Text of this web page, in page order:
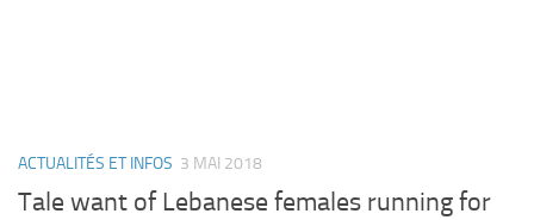
ACTUALITÉS ET INFOS 3 MAI 2018
Tale want of Lebanese females running for